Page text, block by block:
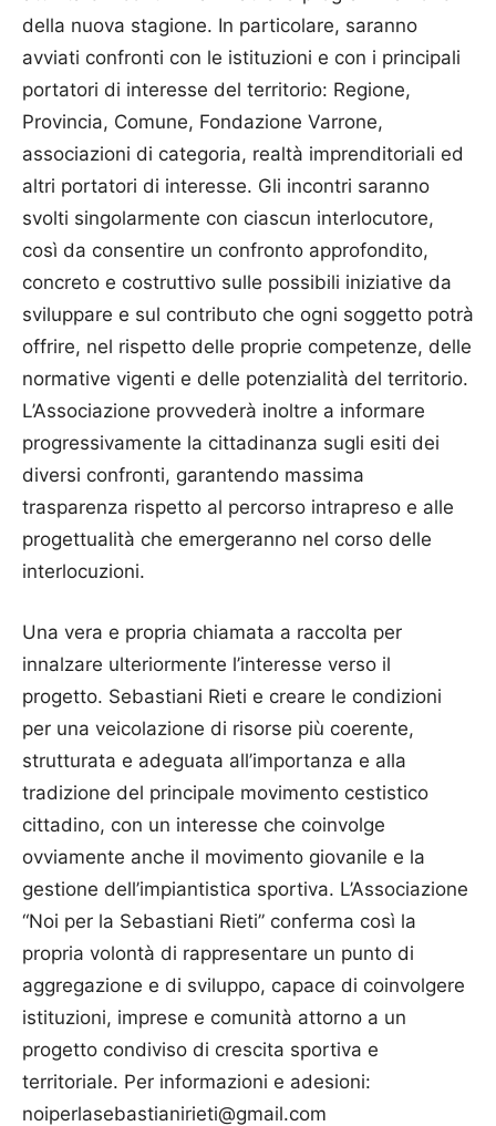
della nuova stagione. In particolare, saranno
avviati confronti con le istituzioni e con i principali
portatori di interesse del territorio: Regione,
Provincia, Comune, Fondazione Varrone,
associazioni di categoria, realtà imprenditoriali ed
altri portatori di interesse. Gli incontri saranno
svolti singolarmente con ciascun interlocutore,
così da consentire un confronto approfondito,
concreto e costruttivo sulle possibili iniziative da
sviluppare e sul contributo che ogni soggetto potrà
offrire, nel rispetto delle proprie competenze, delle
normative vigenti e delle potenzialità del territorio.
L’Associazione provvederà inoltre a informare
progressivamente la cittadinanza sugli esiti dei
diversi confronti, garantendo massima
trasparenza rispetto al percorso intrapreso e alle
progettualità che emergeranno nel corso delle
interlocuzioni.
Una vera e propria chiamata a raccolta per
innalzare ulteriormente l’interesse verso il
progetto. Sebastiani Rieti e creare le condizioni
per una veicolazione di risorse più coerente,
strutturata e adeguata all’importanza e alla
tradizione del principale movimento cestistico
cittadino, con un interesse che coinvolge
ovviamente anche il movimento giovanile e la
gestione dell’impiantistica sportiva. L’Associazione
“Noi per la Sebastiani Rieti” conferma così la
propria volontà di rappresentare un punto di
aggregazione e di sviluppo, capace di coinvolgere
istituzioni, imprese e comunità attorno a un
progetto condiviso di crescita sportiva e
territoriale. Per informazioni e adesioni:
noiperlasebastianirieti@gmail.com